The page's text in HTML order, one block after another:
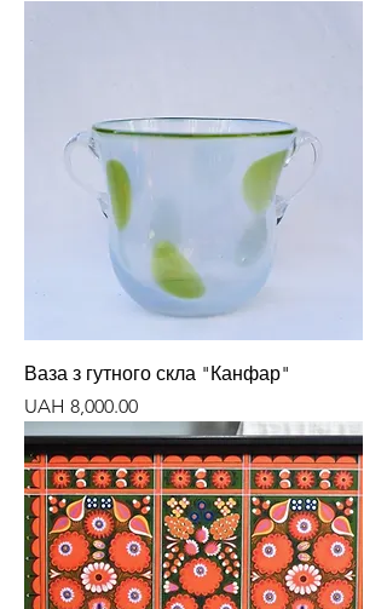
Ваза з гутного скла "Канфар"
Price
UAH 8,000.00